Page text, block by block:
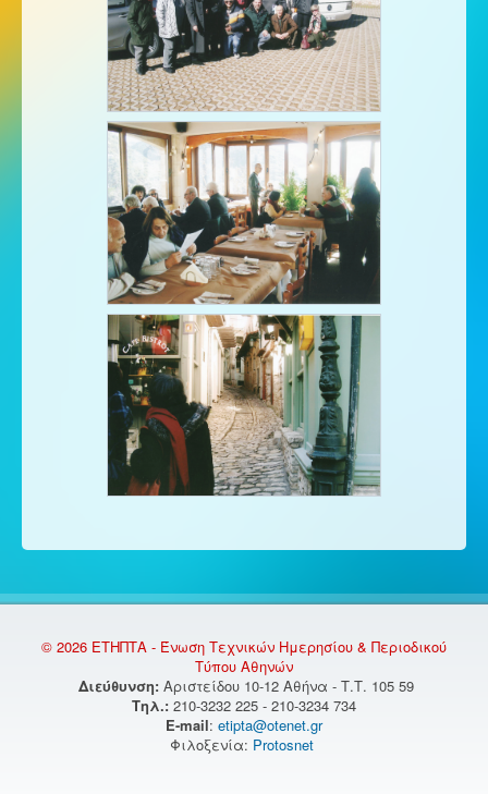
© 2026 ΕΤΗΠΤΑ - Ένωση Τεχνικών Ημερησίου & Περιοδικού
Τύπου Αθηνών
Διεύθυνση: Αριστείδου 10-12 Αθήνα - Τ.Τ. 105 59
Τηλ.: 210-3232 225 - 210-3234 734
E-mail: etipta@otenet.gr
Φιλοξενία: Protosnet